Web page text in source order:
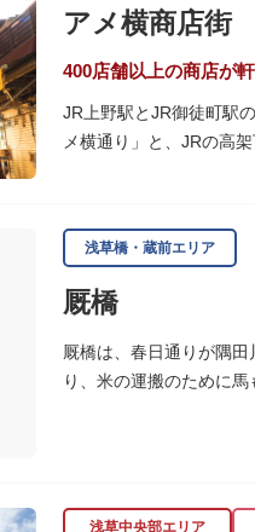
アメ横商店街
400店舗以上の商店が
JR上野駅とJR御徒町駅
メ横通り」と、JRの高
アメ横のはじまりは、
の復員兵が共同体とな
当時、JR上野駅のすぐ
御徒町付近には、アメ
浅草橋・蔵前エリア
厩橋
厩橋は、春日通りが隅
り、米の運搬のために
浅草中央部エリア